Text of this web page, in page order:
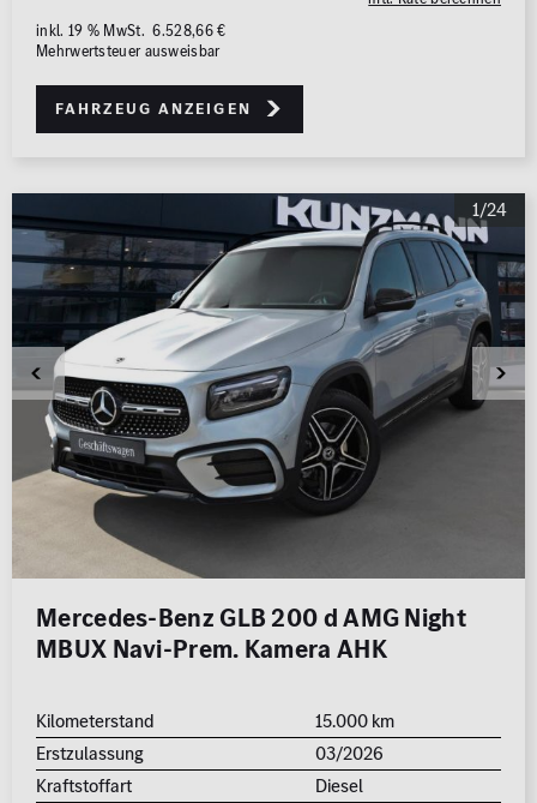
inkl. 19 % MwSt. 6.528,66 €
Mehrwertsteuer ausweisbar
Fahrzeug anzeigen
1/24
Mercedes-Benz GLB 200 d AMG Night
MBUX Navi-Prem. Kamera AHK
Kilometerstand
15.000 km
Erstzulassung
03/2026
Kraftstoffart
Diesel